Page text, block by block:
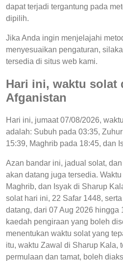
dapat terjadi tergantung pada
dipilih.
Jika Anda ingin menjelajahi
menyesuaikan pengaturan,
tersedia di situs web kami.
Hari ini, waktu solat
Afganistan
Hari ini, jumaat 07/08/2026,
adalah: Subuh pada 03:35,
15:39, Maghrib pada 18:45, dan
Azan bandar ini, jadual solat,
akan datang juga tersedia.
Maghrib, dan Isyak di Sharup
solat hari ini, 22 Safar 1448,
datang, dari 07 Aug 2026 hingga
kaedah pengiraan yang boleh
menentukan waktu solat yang
itu, waktu Zawal di Sharup Kala,
permulaan dan tamat, boleh